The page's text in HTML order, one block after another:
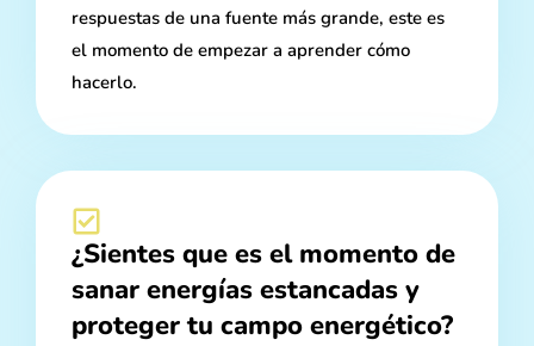
respuestas de una fuente más grande, este es
el momento de empezar a aprender cómo
hacerlo.
¿Sientes que es el momento de
sanar energías estancadas y
proteger tu campo energético?